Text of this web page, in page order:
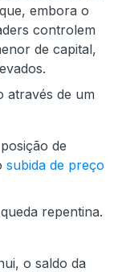
embora o
controlem
de capital,
através de um
de
subida de preço
repentina.
o saldo da